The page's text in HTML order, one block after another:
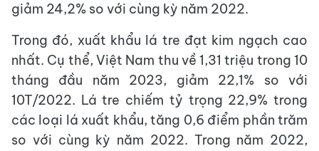
giảm 24,2% so với cùng kỳ năm 2022.
Trong đó, xuất khẩu lá tre đạt kim ngạch cao
nhất. Cụ thể, Việt Nam thu về 1,31 triệu trong 10
tháng đầu năm 2023, giảm 22,1% so với
10T/2022. Lá tre chiếm tỷ trọng 22,9% trong
các loại lá xuất khẩu, tăng 0,6 điểm phần trăm
so với cùng kỳ năm 2022. Trong năm 2022,